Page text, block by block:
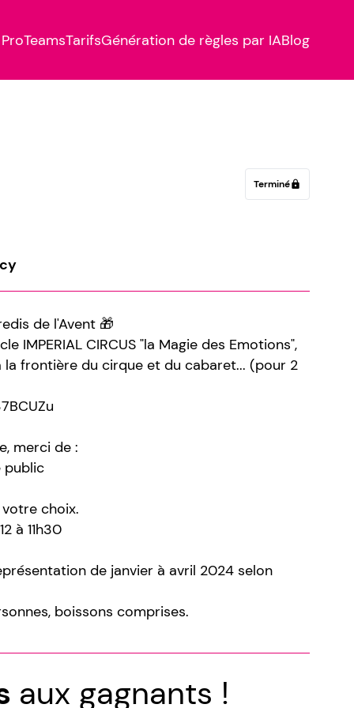
ProTeamsTarifsGénération de règles par IABlog
Terminélock
de l'Avent 🎁
IMPERIAL CIRCUS "la Magie des Emotions",
la frontière du cirque et du cabaret... (pour 2
merci de :
public
choix.
à 11h30
de janvier à avril 2024 selon
boissons comprises.
aux gagnants !